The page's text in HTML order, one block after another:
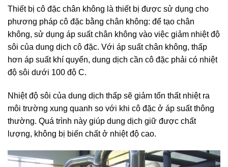
Thiết bị cô đặc chân không là thiết bị được sử dụng cho
phương pháp cô đặc bằng chân không: để tạo chân
không, sử dụng áp suất chân không vào việc giảm nhiệt độ
sôi của dung dịch cô đặc. Với áp suất chân không, thấp
hơn áp suất khí quyển, dung dịch cần cô đặc phải có nhiệt
độ sôi dưới 100 độ C.
Nhiệt độ sôi của dung dịch thấp sẽ giảm tổn thất nhiệt ra
môi trường xung quanh so với khi cô đặc ở áp suất thông
thường. Quá trình này giúp dung dịch giữ được chất
lượng, không bị biến chất ở nhiệt độ cao.